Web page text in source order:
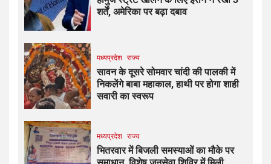
शर्तें, अमेरिका पर बढ़ा दबाव
मध्यप्रदेश राज्य
सावन के दूसरे सोमवार चांदी की पालकी में
निकलेंगे बाबा महाकाल, हाथी पर होगा शाही
सवारी का स्वरूप
मध्यप्रदेश राज्य
भितरवार में बिजली समस्याओं का मौके पर